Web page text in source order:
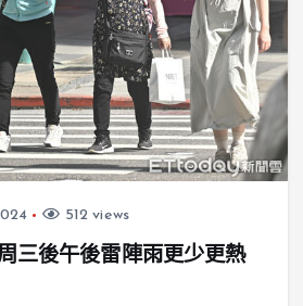
512 views
三後午後雷陣雨更少更熱